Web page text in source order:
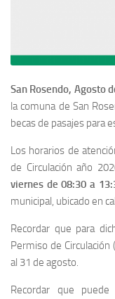
San Rosendo, Agosto
la comuna de San
becas de pasajes para
Los horarios de
de Circulación año
viernes de 08:30 a
municipal, ubicado en
Recordar que para
Permiso de
al 31 de agosto.
Recordar que